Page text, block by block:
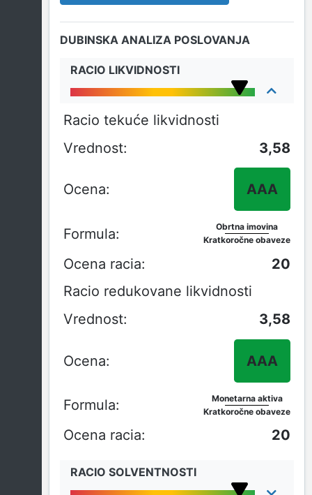
DUBINSKA ANALIZA POSLOVANJA
RACIO LIKVIDNOSTI
Racio tekuće likvidnosti
3,58
AAA
Obrtna imovina
Kratkoročne obaveze
20
Racio redukovane likvidnosti
3,58
AAA
Monetarna aktiva
Kratkoročne obaveze
20
RACIO SOLVENTNOSTI